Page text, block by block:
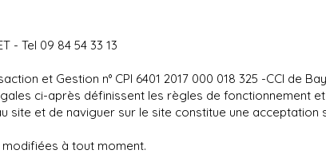
- Tel 09 84 54 33 13
et Gestion n° CPI 6401 2017 000 018 325 -CCI de
ci-après définissent les règles de fonctionnement et
site et de naviguer sur le site constitue une
à tout moment.